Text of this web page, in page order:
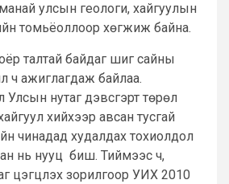
улсын геологи, хайгуулын
томьёоллоор хөгжиж байна.
талтай байдаг шиг сайны
ч ажиглагдаж байлаа.
Улсын нутаг дэвсгэрт төрөл
хийхээр авсан тусгай
чинадад худалдах тохиолдол
нь нууц биш. Тиймээс ч,
цэгцлэх зорилгоор УИХ 2010